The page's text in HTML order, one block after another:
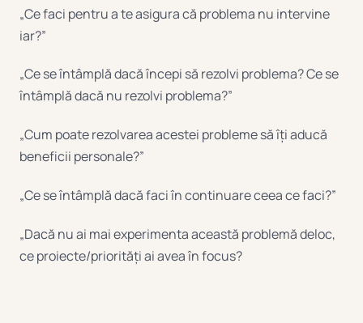
„Ce faci pentru a te asigura că problema nu intervine
iar?”
„Ce se întâmplă dacă începi să rezolvi problema? Ce se
întâmplă dacă nu rezolvi problema?”
„Cum poate rezolvarea acestei probleme să îți aducă
beneficii personale?”
„Ce se întâmplă dacă faci în continuare ceea ce faci?”
„Dacă nu ai mai experimenta această problemă deloc,
ce proiecte/priorități ai avea în focus?